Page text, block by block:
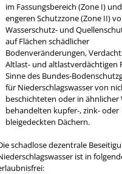
im Fassungsbereich (Zone I)
engeren Schutzzone (Zone II)
Wasserschutz- und
auf Flächen schädlicher
Bodenveränderungen,
Altlast- und altlastverdächtigen
Sinne des Bundes-
für Niederschlagswasser von
beschichteten oder in ähnlicher
behandelten kupfer-, zink- oder
bleigedeckten Dächern.
schadlose dezentrale
ist in